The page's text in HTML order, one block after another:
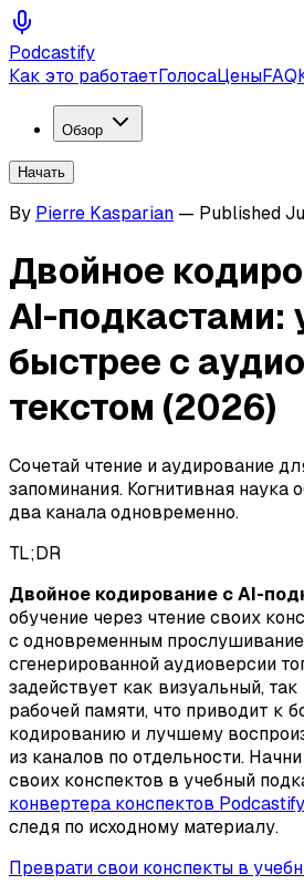
Podcastify
Как это работаетГолосаЦеныFAQ
Обзор
Начать
By Pierre Kasparian — Published
Двойное
AI-подкастами:
быстрее с
текстом (2026)
Сочетай чтение и аудирование
запоминания. Когнитивная наука
два канала одновременно.
TL;DR
Двойное кодирование с AI-
обучение через чтение своих
с одновременным
сгенерированной аудиоверсии
задействует как визуальный,
рабочей памяти, что приводит к
кодированию и лучшему
из каналов по отдельности.
своих конспектов в учебный
конвертера конспектов Podcastify
следя по исходному материалу.
Преврати свои конспекты в